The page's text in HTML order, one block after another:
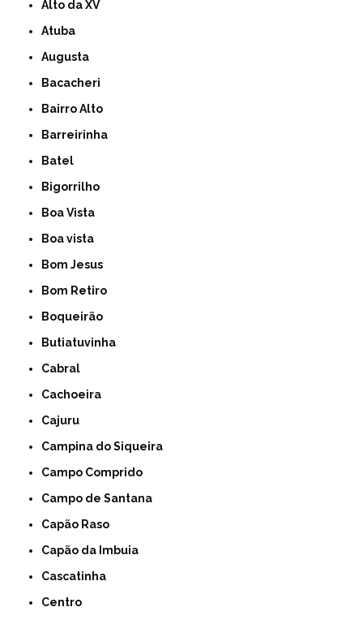
Alto da XV
Atuba
Augusta
Bacacheri
Bairro Alto
Barreirinha
Batel
Bigorrilho
Boa Vista
Boa vista
Bom Jesus
Bom Retiro
Boqueirão
Butiatuvinha
Cabral
Cachoeira
Cajuru
Campina do Siqueira
Campo Comprido
Campo de Santana
Capão Raso
Capão da Imbuia
Cascatinha
Centro